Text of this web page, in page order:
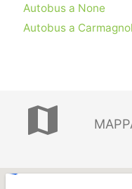
Autobus a None
Autobus a
map